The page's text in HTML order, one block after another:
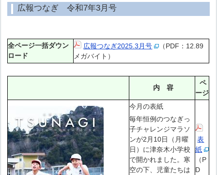
広報つなぎ 令和7年3月号
全ページ一括ダウン
ロード
広報つなぎ2025.3月号
（PDF：12.89
メガバイト）
内 容
ペ
ージ
今月の表紙
毎年恒例のつなぎっ
子チャレンジマラソ
ンが2月10日（月曜
日）に津奈木小学校
で開かれました。寒
空の下、児童たちは
表
紙
（P
D